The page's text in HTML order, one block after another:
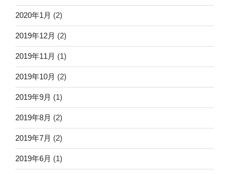
2020年1月 (2)
2019年12月 (2)
2019年11月 (1)
2019年10月 (2)
2019年9月 (1)
2019年8月 (2)
2019年7月 (2)
2019年6月 (1)